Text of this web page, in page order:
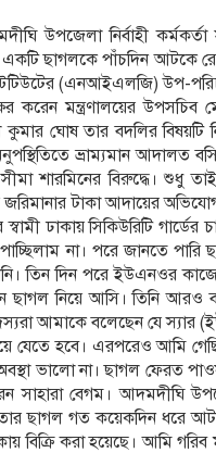
উপজেলা নির্বাহী
ছাগলকে পাঁচদিন আটকে
(এনআইএলজি) উপ-
করেন মন্ত্রণালয়ের
কুমার ঘোষ তার বদলির
ভ্রাম্যমান আদালত
সীমা শারমিনের বিরুদ্ধে।
জরিমানার টাকা আদায়ের
ঢাকায় সিকিউরিটি
না। পরে জানতে
তিন দিন পরে ইউএনওর
ছাগল নিয়ে আসি। তিনি
আমাকে বলেছেন যে স্যার
যেতে হবে। এরপরেও আমি
ভালো না। ছাগল ফেরত
সাহারা বেগম। আদমদীঘি
ছাগল গত কয়েকদিন ধরে
বিক্রি করা হয়েছে। আমি